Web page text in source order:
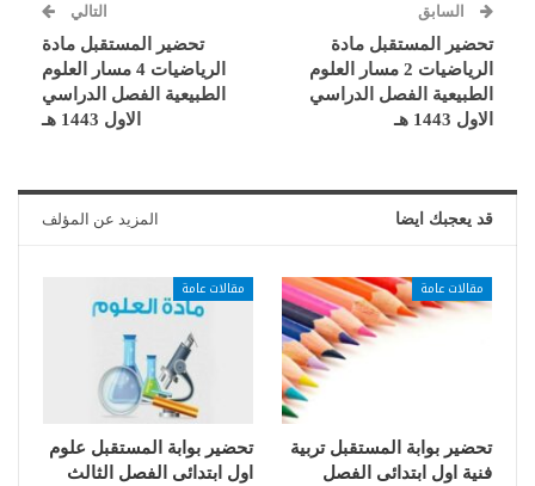
السابق
تحضير المستقبل مادة
الرياضيات 2 مسار العلوم
الطبيعية الفصل الدراسي
الاول 1443 هـ
التالي
تحضير المستقبل مادة
الرياضيات 4 مسار العلوم
الطبيعية الفصل الدراسي
الاول 1443 هـ
قد يعجبك ايضا المزيد عن المؤلف
مقالات عامة
تحضير بوابة المستقبل تربية
فنية اول ابتدائى الفصل
مقالات عامة
تحضير بوابة المستقبل علوم
اول ابتدائى الفصل الثالث